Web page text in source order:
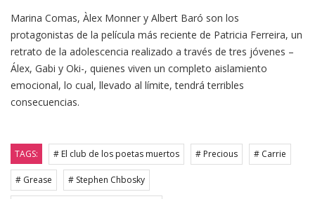
Marina Comas, Àlex Monner y Albert Baró son los
protagonistas de la película más reciente de Patricia Ferreira, un
retrato de la adolescencia realizado a través de tres jóvenes –
Álex, Gabi y Oki-, quienes viven un completo aislamiento
emocional, lo cual, llevado al límite, tendrá terribles
consecuencias.
TAGS: # El club de los poetas muertos # Precious # Carrie
# Grease # Stephen Chbosky